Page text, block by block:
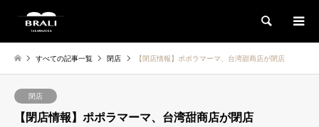
検索
すべての記事一覧 閉店 【閉店情報】ポポラマーマ、台湾甜商店が閉店
閉店
【閉店情報】ポポラマーマ、台湾甜商店が閉店